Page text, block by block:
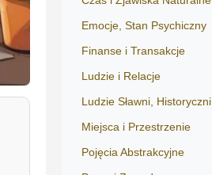
Emocje, Stan Psychiczny
Finanse i Transakcje
Ludzie i Relacje
Ludzie Sławni, Historyczni
Miejsca i Przestrzenie
Pojęcia Abstrakcyjne